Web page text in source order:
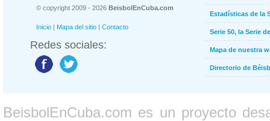
© copyright 2009 - 2026 BeisbolEnCuba.com
Inicio | Mapa del sitio | Contacto
Redes sociales:
Estadísticas de la
Serie 50, la Serie
Mapa de nuestra
Directorio de
BeisbolEnCuba.com es un proyecto